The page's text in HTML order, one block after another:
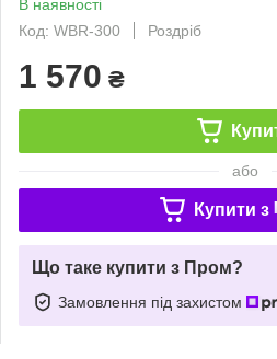
В наявності
Код: WBR-300
Роздріб
1 570 ₴
або
Купити з
Що таке купити з Пром?
Замовлення під захистом